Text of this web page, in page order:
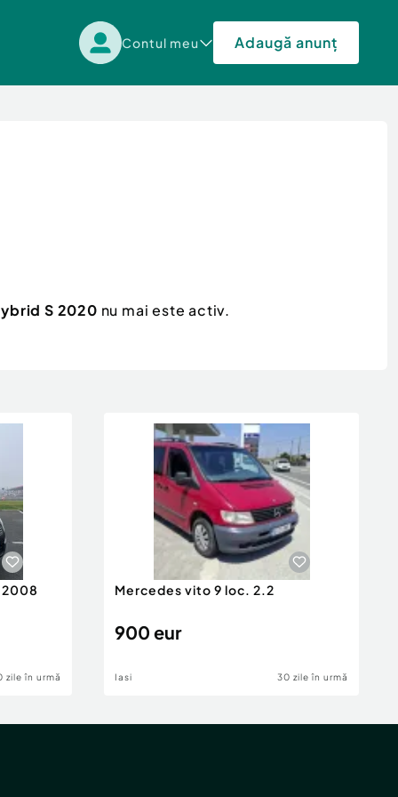
Contul meu Adaugă anunț
S 2020 nu mai este activ.
2008
zile în urmă
Mercedes vito 9 loc. 2.2
900 eur
Iasi 30 zile în urmă